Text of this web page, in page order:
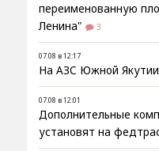
переименованную
Ленина"
3
07.08 в 12:17
На АЗС Южной
07.08 в 12:01
Дополнительные
установят на